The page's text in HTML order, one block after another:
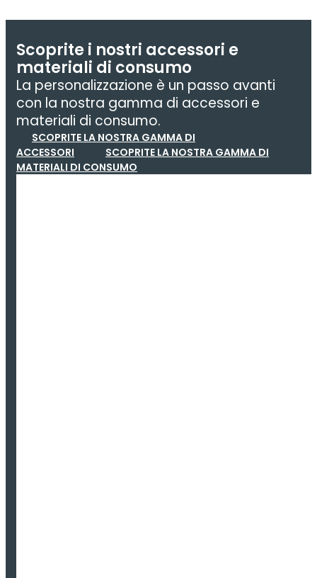
Scoprite i nostri accessori e
materiali di consumo
La personalizzazione è un passo avanti
con la nostra gamma di accessori e
materiali di consumo.
SCOPRITE LA NOSTRA GAMMA DI
ACCESSORI
SCOPRITE LA NOSTRA GAMMA DI
MATERIALI DI CONSUMO